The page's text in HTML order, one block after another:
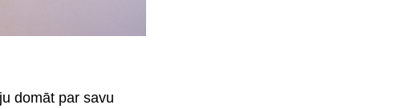
domāt par savu